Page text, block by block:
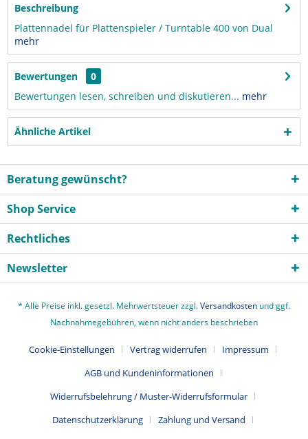
Beschreibung
Plattennadel für Plattenspieler / Turntable 400 von Dual
mehr
Bewertungen
0
Bewertungen lesen, schreiben und diskutieren... mehr
Ähnliche Artikel
Beratung gewünscht?
Shop Service
Rechtliches
Newsletter
* Alle Preise inkl. gesetzl. Mehrwertsteuer zzgl.Versandkosten und ggf.
Nachnahmegebühren, wenn nicht anders beschrieben
Cookie-Einstellungen Vertrag widerrufen
Impressum
AGB und Kundeninformationen
Widerrufsbelehrung / Muster-Widerrufsformular
Datenschutzerklärung
Zahlung und Versand